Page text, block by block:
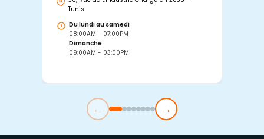
Tunis
Du lundi au samedi
08:00AM - 07:00PM
Dimanche
09:00AM - 03:00PM
← →